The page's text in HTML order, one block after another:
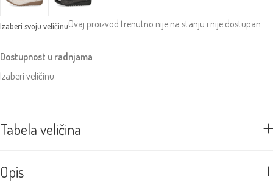
Ovaj proizvod trenutno nije na stanju i nije dostupan.
Dostupnost u radnjama
Izaberi veličinu.
Tabela veličina
Opis